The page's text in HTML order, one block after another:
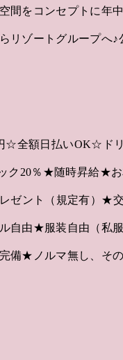
間をコンセプトに年
リゾートグループへ♪
☆全額日払いOK☆ド
ク20％★随時昇給★お
ゼント（規定有）★交
自由★服装自由（私
備★ノルマ無し、そ